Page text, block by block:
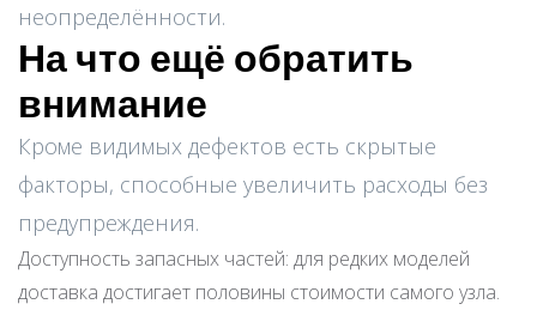
неопределённости.
На что ещё обратить
внимание
Кроме видимых дефектов есть скрытые
факторы, способные увеличить расходы без
предупреждения.
Доступность запасных частей: для редких моделей
доставка достигает половины стоимости самого узла.